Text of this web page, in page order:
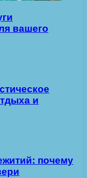
вашего
и
почему